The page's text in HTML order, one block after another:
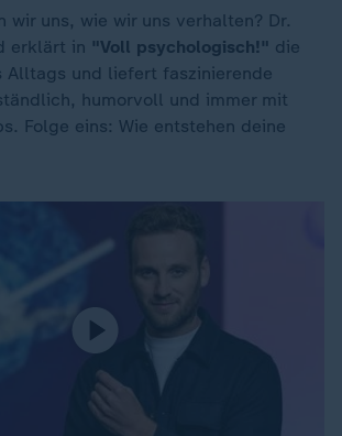
wir uns, wie wir uns verhalten? Dr.
erklärt in "Voll psychologisch!" die
Alltags und liefert faszinierende
humorvoll und immer mit
Folge eins: Wie entstehen deine